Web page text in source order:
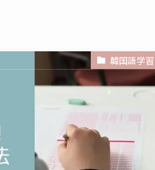
韓国語学習